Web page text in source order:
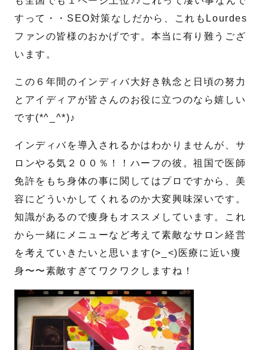
すって・・SEO対策なしだから、これもLourdes
ファンの皆様のおかげです。本当に有り難うござ
います。
この６年間のインディバ大好き執念と日頃の努力
とアイディアが皆さんのお役に立つのなら嬉しい
です(*^_^*)♪
インディバを導入されるかはわかりませんが、サ
ロンやる気２００％！！ハーフの彼。祖国で医師
免許をもち身体の事に関してはプロですから、美
容にどういかしてくれるのか大変興味深いです。
知識があるので痩身もオススメしています。これ
から一緒にメニューなど考えて素敵なサロン経営
を考えていきたいと思います(>_<)医療に近い痩
身〜〜素敵すぎてワクワクしますね！